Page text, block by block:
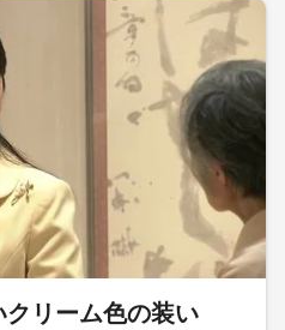
リーム色の装い